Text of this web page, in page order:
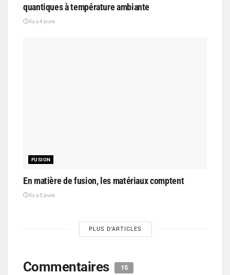
quantiques à température ambiante
il y a 4 jours
FUSION
En matière de fusion, les matériaux comptent
il y a 5 jours
PLUS D'ARTICLES
Commentaires 15